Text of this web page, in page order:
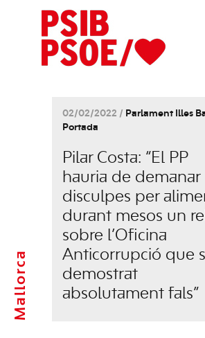
Mallorca
02/02/2022 / Parlament Illes
Portada
Pilar Costa: “El PP
hauria de demanar
disculpes per
durant mesos un
sobre l’Oficina
Anticorrupció que
demostrat
absolutament fals”